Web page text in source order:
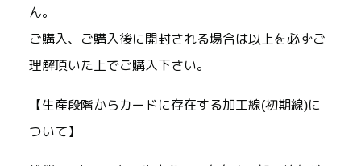
ん。
ご購入、ご購入後に開封される場合は以上を必ずご
理解頂いた上でご購入下さい。
【生産段階からカードに存在する加工線(初期線)に
ついて】